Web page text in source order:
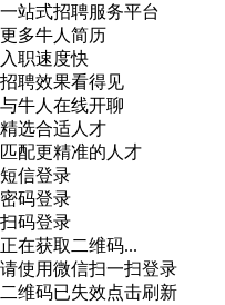
一站式招聘服务平台
更多牛人简历
入职速度快
招聘效果看得见
与牛人在线开聊
精选合适人才
匹配更精准的人才
短信登录
密码登录
扫码登录
正在获取二维码...
请使用微信扫一扫登录
二维码已失效点击刷新